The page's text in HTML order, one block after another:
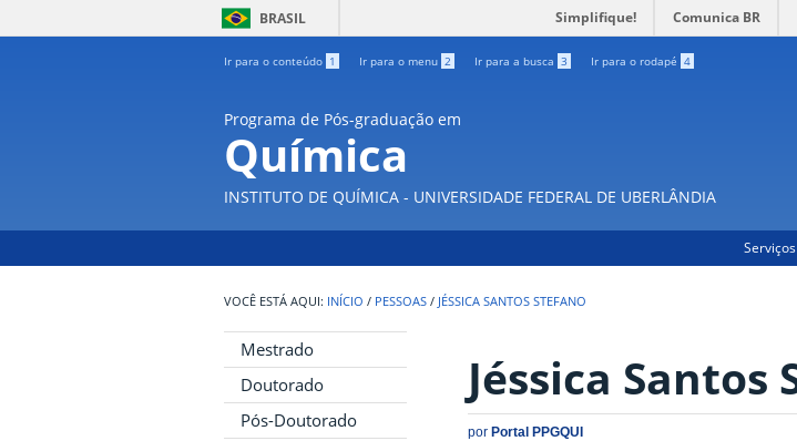
BRASIL Simplifique! Comunica BR
Ir para o conteúdo 1 Ir para o menu 2 Ir para a busca 3 Ir para o rodapé 4
Programa de Pós-graduação em
Química
INSTITUTO DE QUÍMICA - UNIVERSIDADE FEDERAL DE UBERLÂNDIA
Serviços
INÍCIO / PESSOAS / JÉSSICA SANTOS STEFANO
Mestrado
Doutorado
Pós-Doutorado
Jéssica Santos
por Portal PPGQUI